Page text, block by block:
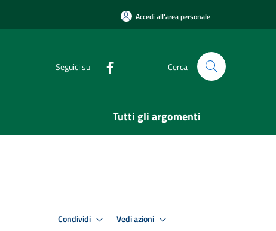
Accedi all'area personale
Seguici su Cerca
Tutti gli argomenti
Condividi Vedi azioni